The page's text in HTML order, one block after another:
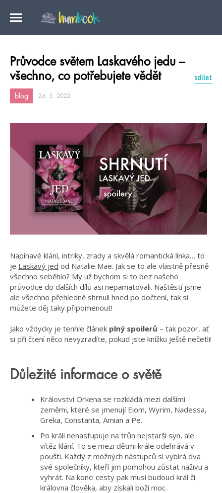
Průvodce světem Laskavého jedu –
všechno, co potřebujete vědět
sdílet
blog 24. 5. 2022
Napínavé klání, intriky, zrady a skvělá romantická linka… to
je Laskavý jed od Natalie Mae. Jak se to ale vlastně přesně
všechno seběhlo? My už bychom si to bez našeho
průvodce do dalších dílů asi nepamatovali. Naštěstí jsme
ale všechno přehledně shrnuli hned po dočtení, tak si
můžete děj taky připomenout!
Jako vždycky je tenhle článek plný spoilerů – tak pozor, ať
si při čtení něco nevyzradíte, pokud jste knížku ještě nečetli!
Důležité informace o světě
Království Orkena se rozkládá mezi dalšími
zeměmi, které se jmenují Eiom, Wyrim, Nadessa,
Greka, Constanta, Amian a Pe.
Po králi nenastupuje na trůn nejstarší syn, ale
vítěz klání. To se mezi dětmi krále odehrává v
poušti. Každý z možných nástupců si vybírá dva
své společníky, kteří jim pomohou zůstat naživu a
vyhrát. Na konci cesty pak musí budoucí král či
královna člověka, aby získali boží moc.